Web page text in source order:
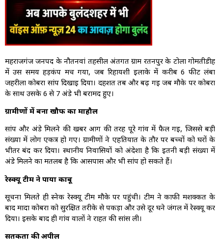
महराजगंज जनपद के नौतनवां तहसील अंतर्गत ग्राम रतनपुर के टोला गोमतीडीह
में उस समय हड़कंप मच गया, जब रिहायशी इलाके में करीब 6 फीट लंबा
जहरीला कोबरा सांप दिखाई दिया। दहशत तब और बढ़ गई जब मौके पर कोबरा
के साथ उसके 6 से 7 अंडे भी बरामद हुए।
ग्रामीणों में बना खौफ का माहौल
सांप और अंडे मिलने की खबर आग की तरह पूरे गांव में फैल गई, जिससे बड़ी
संख्या में लोग एकत्र हो गए। ग्रामीणों ने एहतियात के तौर पर बच्चों को घरों के
भीतर बंद कर दिया। स्थानीय निवासियों को अंदेशा है कि इतनी बड़ी संख्या में
अंडे मिलने का मतलब है कि आसपास और भी सांप हो सकते हैं।
रेस्क्यू टीम ने पाया काबू
सूचना मिलते ही स्नेक रेस्क्यू टीम मौके पर पहुंची। टीम ने काफी मशक्कत के
बाद मादा कोबरा को सुरक्षित तरीके से पकड़ा और उसे दूर घने जंगल में रेस्क्यू कर
दिया। इसके बाद ही गांव वालों ने राहत की सांस ली।
सतर्कता की अपील